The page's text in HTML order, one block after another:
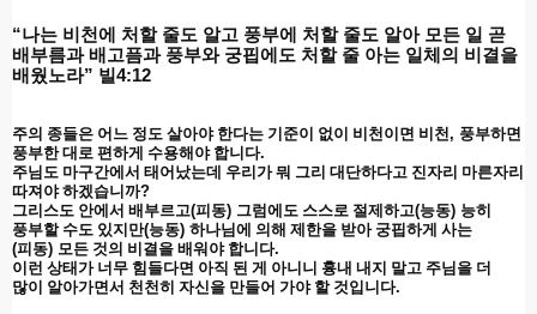
“나는 비천에 처할 줄도 알고 풍부에 처할 줄도 알아 모든 일 곧
배부름과 배고픔과 풍부와 궁핍에도 처할 줄 아는 일체의 비결을
배웠노라” 빌4:12
주의 종들은 어느 정도 살아야 한다는 기준이 없이 비천이면 비천, 풍부하면
풍부한 대로 편하게 수용해야 합니다.
주님도 마구간에서 태어났는데 우리가 뭐 그리 대단하다고 진자리 마른자리
따져야 하겠습니까?
그리스도 안에서 배부르고(피동) 그럼에도 스스로 절제하고(능동) 능히
풍부할 수도 있지만(능동) 하나님에 의해 제한을 받아 궁핍하게 사는
(피동) 모든 것의 비결을 배워야 합니다.
이런 상태가 너무 힘들다면 아직 된 게 아니니 흉내 내지 말고 주님을 더
많이 알아가면서 천천히 자신을 만들어 가야 할 것입니다.